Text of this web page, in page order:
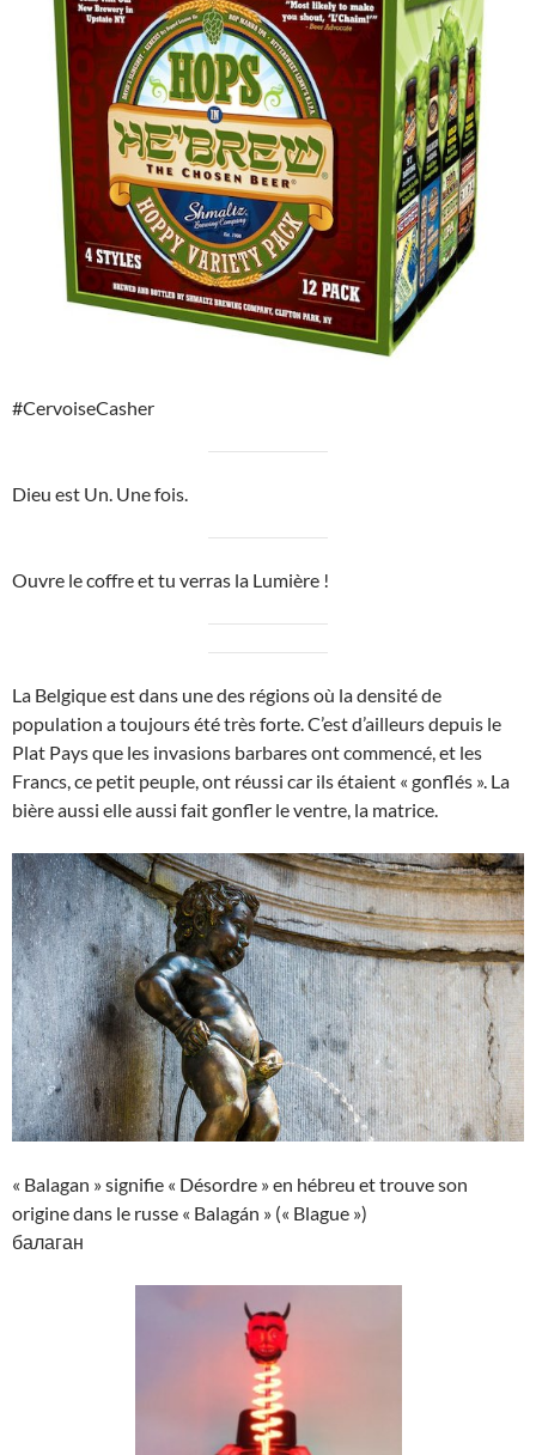
#CervoiseCasher
Dieu est Un. Une fois.
Ouvre le coffre et tu verras la Lumière !
La Belgique est dans une des régions où la densité de
population a toujours été très forte. C’est d’ailleurs depuis le
Plat Pays que les invasions barbares ont commencé, et les
Francs, ce petit peuple, ont réussi car ils étaient « gonflés ». La
bière aussi elle aussi fait gonfler le ventre, la matrice.
« Balagan » signifie « Désordre » en hébreu et trouve son
origine dans le russe « Balagán » (« Blague »)
балаган